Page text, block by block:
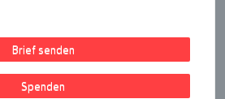
Brief senden
Spenden